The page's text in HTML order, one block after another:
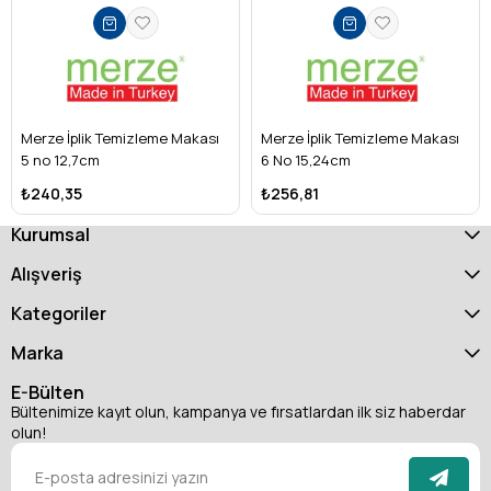
Kullanım Alanı: Tekstil, konfeksiyon, terzilik, masa üstü
Üretim Yeri: Türkiye (Yerli üretim)
Bu makas, hem profesyonel atölyelerde hem de bireysel
kullanıcılar tarafından kumaş kesim işlerinde güvenle
kullanılabilir. Yatık formu sayesinde kesim hatlarını takip
etmek kolaylaşır, üretim hızınız artar.
Merze İplik Temizleme Makası
5 no 12,7cm
₺240,35
Merze İplik Temizleme Makası
6 No 15,24cm
₺256,81
Kurumsal
Alışveriş
Kategoriler
Marka
E-Bülten
Bültenimize kayıt olun, kampanya ve fırsatlardan ilk siz haberdar
olun!